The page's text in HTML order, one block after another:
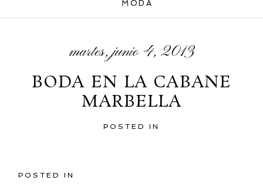
MODA
martes, junio 4, 2013
BODA EN LA CABANE
MARBELLA
POSTED IN
POSTED IN